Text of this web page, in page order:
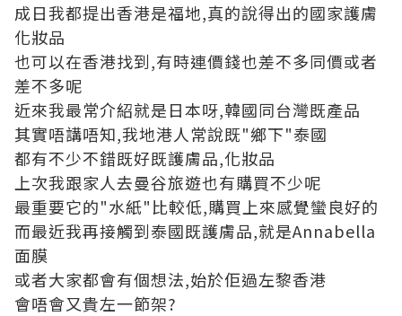
成日我都提出香港是福地,真的說得出的國家護膚
化妝品
也可以在香港找到,有時連價錢也差不多同價或者
差不多呢
近來我最常介紹就是日本呀,韓國同台灣既產品
其實唔講唔知,我地港人常說既"鄉下"泰國
都有不少不錯既好既護膚品,化妝品
上次我跟家人去曼谷旅遊也有購買不少呢
最重要它的"水紙"比較低,購買上來感覺蠻良好的
而最近我再接觸到泰國既護膚品,就是Annabella
面膜
或者大家都會有個想法,始於佢過左黎香港
會唔會又貴左一節架?